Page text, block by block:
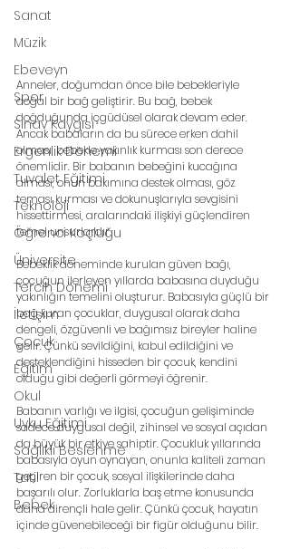
Sanat
Müzik
Ebeveyn
Spor
Sınav Kaygısı
Ergenlik Dönemi
Tuvalet Eğitimi
Teknoloji
Öğrenci Koçluğu
Üniversite
Tercih Dönemi
İletişim
Çocuk
Eğitim
Okul
Uyku Eğitimi
Sağlıklı Beslenme
Tatil
Bebek
Anneler, doğumdan önce bile bebekleriyle
doğal bir bağ geliştirir. Bu bağ, bebek
doğduğunda içgüdüsel olarak devam eder.
Ancak babaların da bu sürece erken dahil
olması, bebekle yakınlık kurması son derece
önemlidir. Bir babanın bebeğini kucağına
alması, onun bakımına destek olması, göz
teması kurması ve dokunuşlarıyla sevgisini
hissettirmesi, aralarındaki ilişkiyi güçlendiren
temel unsurlardır.
Bebeklik döneminde kurulan güven bağı,
çocuğun ilerleyen yıllarda babasına duyduğu
yakınlığın temelini oluşturur. Babasıyla güçlü bir
bağ kuran çocuklar, duygusal olarak daha
dengeli, özgüvenli ve bağımsız bireyler haline
gelir. Çünkü sevildiğini, kabul edildiğini ve
desteklendiğini hisseden bir çocuk, kendini
olduğu gibi değerli görmeyi öğrenir.
Babanın varlığı ve ilgisi, çocuğun gelişiminde
sadece duygusal değil, zihinsel ve sosyal açıdan
da büyük bir etkiye sahiptir. Çocukluk yıllarında
babasıyla oyun oynayan, onunla kaliteli zaman
geçiren bir çocuk, sosyal ilişkilerinde daha
başarılı olur. Zorluklarla baş etme konusunda
daha dirençli hale gelir. Çünkü çocuk, hayatın
içinde güvenebileceği bir figür olduğunu bilir.